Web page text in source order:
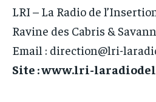
LRI – La Radio de
Ravine des Cabris &
Email : direction@lri-
Site : www.lri-